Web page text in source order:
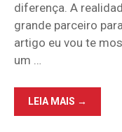
diferença. A
grande parceiro
artigo eu vou te
um …
LEIA MAIS →
PARA